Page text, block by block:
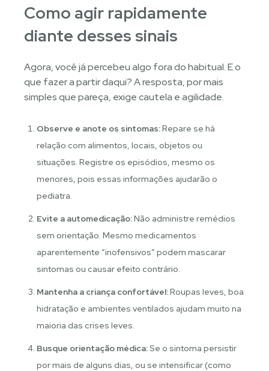
Como agir rapidamente
diante desses sinais
Agora, você já percebeu algo fora do habitual. E o
que fazer a partir daqui? A resposta, por mais
simples que pareça, exige cautela e agilidade.
Observe e anote os sintomas:Repare se há
relação com alimentos, locais, objetos ou
situações. Registre os episódios, mesmo os
menores, pois essas informações ajudarão o
pediatra.
Evite a automedicação:Não administre remédios
sem orientação. Mesmo medicamentos
aparentemente “inofensivos” podem mascarar
sintomas ou causar efeito contrário.
Mantenha a criança confortável:Roupas leves, boa
hidratação e ambientes ventilados ajudam muito na
maioria das crises leves.
Busque orientação médica:Se o sintoma persistir
por mais de alguns dias, ou se intensificar (como